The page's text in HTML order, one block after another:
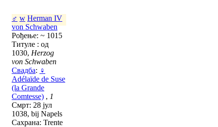
♂ w Herman IV
von Schwaben
Рођење: ~ 1015
Титуле : од
1030, Herzog
von Schwaben
Свадба: ♀
Adélaïde de Suse
(la Grande
Comtesse) , 1
Смрт: 28 јул
1038, bij Napels
Сахрана: Trente